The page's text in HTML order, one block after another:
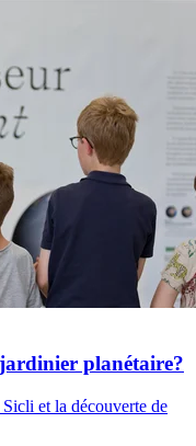
planétaire?
et la découverte de